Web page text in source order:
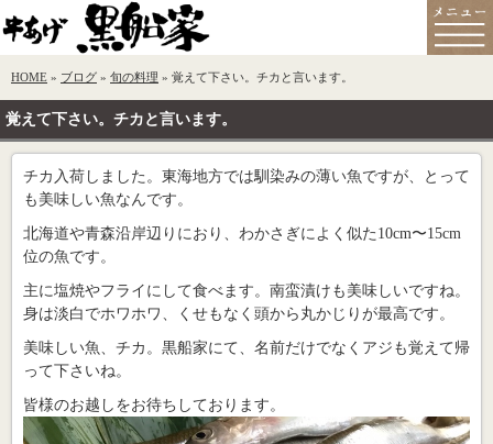
HOME » ブログ » 旬の料理 » 覚えて下さい。チカと言います。
覚えて下さい。チカと言います。
チカ入荷しました。東海地方では馴染みの薄い魚ですが、とって
も美味しい魚なんです。
北海道や青森沿岸辺りにおり、わかさぎによく似た10cm〜15cm
位の魚です。
主に塩焼やフライにして食べます。南蛮漬けも美味しいですね。
身は淡白でホワホワ、くせもなく頭から丸かじりが最高です。
美味しい魚、チカ。黒船家にて、名前だけでなくアジも覚えて帰
って下さいね。
皆様のお越しをお待ちしております。